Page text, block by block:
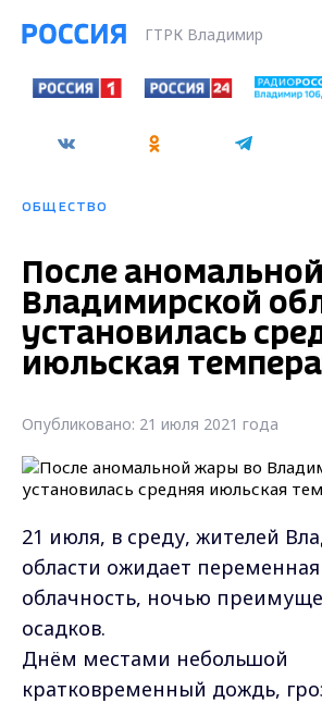
ГТРК Владимир
ОБЩЕСТВО
После
Владимирской
установилась
июльская
Опубликовано: 21 июля 2021 года
21 июля, в среду, жителей
области ожидает переменная
облачность, ночью
осадков.
Днём местами небольшой
кратковременный дождь,